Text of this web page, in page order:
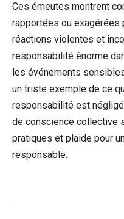
Ces émeutes montrent
rapportées ou exagérées
réactions violentes et
responsabilité énorme
les événements
un triste exemple de ce
responsabilité est
de conscience collective
pratiques et plaide pour
responsable.